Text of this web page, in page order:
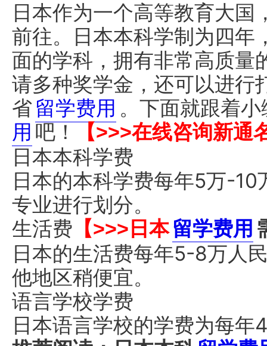
日本作为一个高等教育大
前往。日本本科学制为四年
面的学科，拥有非常高质量
请多种奖学金，还可以进行
省留学费用 。下面就跟着
用 吧！ 【>>>在线咨询新
日本本科学费
日本的本科学费每年5万-
专业进行划分。
生活费 【>>>日本留学费用
日本的生活费每年5-8万人
他地区稍便宜。
语言学校学费
日本语言学校的学费为每